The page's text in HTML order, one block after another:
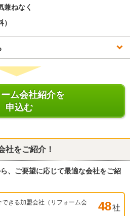
兼ねなく
）
ム会社紹介を
申込む
社をご紹介！
、ご要望に応じて最適な会社をご紹
きる加盟会社（リフォーム会
48社